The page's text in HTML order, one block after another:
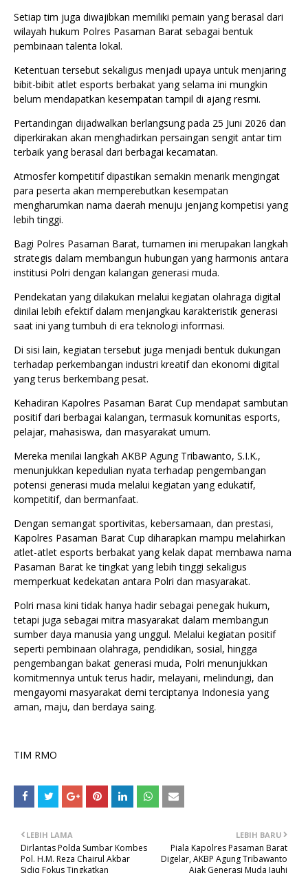
Setiap tim juga diwajibkan memiliki pemain yang berasal dari
wilayah hukum Polres Pasaman Barat sebagai bentuk
pembinaan talenta lokal.
Ketentuan tersebut sekaligus menjadi upaya untuk menjaring
bibit-bibit atlet esports berbakat yang selama ini mungkin
belum mendapatkan kesempatan tampil di ajang resmi.
Pertandingan dijadwalkan berlangsung pada 25 Juni 2026 dan
diperkirakan akan menghadirkan persaingan sengit antar tim
terbaik yang berasal dari berbagai kecamatan.
Atmosfer kompetitif dipastikan semakin menarik mengingat
para peserta akan memperebutkan kesempatan
mengharumkan nama daerah menuju jenjang kompetisi yang
lebih tinggi.
Bagi Polres Pasaman Barat, turnamen ini merupakan langkah
strategis dalam membangun hubungan yang harmonis antara
institusi Polri dengan kalangan generasi muda.
Pendekatan yang dilakukan melalui kegiatan olahraga digital
dinilai lebih efektif dalam menjangkau karakteristik generasi
saat ini yang tumbuh di era teknologi informasi.
Di sisi lain, kegiatan tersebut juga menjadi bentuk dukungan
terhadap perkembangan industri kreatif dan ekonomi digital
yang terus berkembang pesat.
Kehadiran Kapolres Pasaman Barat Cup mendapat sambutan
positif dari berbagai kalangan, termasuk komunitas esports,
pelajar, mahasiswa, dan masyarakat umum.
Mereka menilai langkah AKBP Agung Tribawanto, S.I.K.,
menunjukkan kepedulian nyata terhadap pengembangan
potensi generasi muda melalui kegiatan yang edukatif,
kompetitif, dan bermanfaat.
Dengan semangat sportivitas, kebersamaan, dan prestasi,
Kapolres Pasaman Barat Cup diharapkan mampu melahirkan
atlet-atlet esports berbakat yang kelak dapat membawa nama
Pasaman Barat ke tingkat yang lebih tinggi sekaligus
memperkuat kedekatan antara Polri dan masyarakat.
Polri masa kini tidak hanya hadir sebagai penegak hukum,
tetapi juga sebagai mitra masyarakat dalam membangun
sumber daya manusia yang unggul. Melalui kegiatan positif
seperti pembinaan olahraga, pendidikan, sosial, hingga
pengembangan bakat generasi muda, Polri menunjukkan
komitmennya untuk terus hadir, melayani, melindungi, dan
mengayomi masyarakat demi terciptanya Indonesia yang
aman, maju, dan berdaya saing.
TIM RMO
LEBIH BARU
Piala Kapolres Pasaman Barat
Digelar, AKBP Agung Tribawanto
Ajak Generasi Muda Jauhi
LEBIH LAMA
Dirlantas Polda Sumbar Kombes
Pol. H.M. Reza Chairul Akbar
Sidiq Fokus Tingkatkan